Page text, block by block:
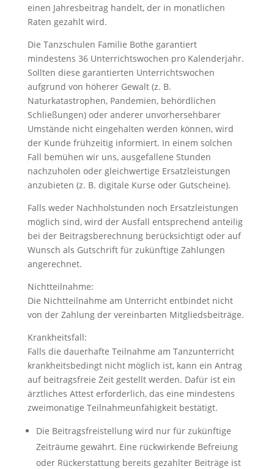
einen Jahresbeitrag handelt, der in monatlichen
Raten gezahlt wird.
Die Tanzschulen Familie Bothe garantiert
mindestens 36 Unterrichtswochen pro Kalenderjahr.
Sollten diese garantierten Unterrichtswochen
aufgrund von höherer Gewalt (z. B.
Naturkatastrophen, Pandemien, behördlichen
Schließungen) oder anderer unvorhersehbarer
Umstände nicht eingehalten werden können, wird
der Kunde frühzeitig informiert. In einem solchen
Fall bemühen wir uns, ausgefallene Stunden
nachzuholen oder gleichwertige Ersatzleistungen
anzubieten (z. B. digitale Kurse oder Gutscheine).
Falls weder Nachholstunden noch Ersatzleistungen
möglich sind, wird der Ausfall entsprechend anteilig
bei der Beitragsberechnung berücksichtigt oder auf
Wunsch als Gutschrift für zukünftige Zahlungen
angerechnet.
Nichtteilnahme:
Die Nichtteilnahme am Unterricht entbindet nicht
von der Zahlung der vereinbarten Mitgliedsbeiträge.
Krankheitsfall:
Falls die dauerhafte Teilnahme am Tanzunterricht
krankheitsbedingt nicht möglich ist, kann ein Antrag
auf beitragsfreie Zeit gestellt werden. Dafür ist ein
ärztliches Attest erforderlich, das eine mindestens
zweimonatige Teilnahmeunfähigkeit bestätigt.
Die Beitragsfreistellung wird nur für zukünftige
Zeiträume gewährt. Eine rückwirkende Befreiung
oder Rückerstattung bereits gezahlter Beiträge ist